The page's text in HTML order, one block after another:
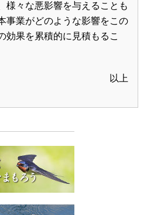
様々な悪影響を与えることも
事業がどのような影響をこの
効果を累積的に見積もるこ
以上